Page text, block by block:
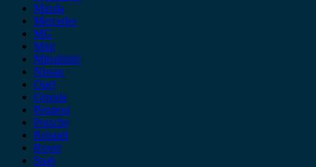
Mazda
Mercedes
MG
Mini
Mitsubishi
Nissan
Opel
Omoda
Peugeot
Porsche
Renault
Rover
Saab